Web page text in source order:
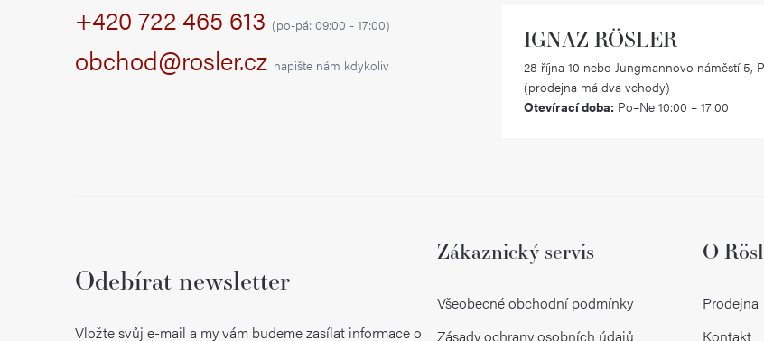
+420 722 465 613 (po-pá: 09:00 - 17:00)
obchod@rosler.cz napište nám kdykoliv
IGNAZ RÖSLER
28 října 10 nebo Jungmannovo náměstí 5,
(prodejna má dva vchody)
Otevírací doba: Po–Ne 10:00 – 17:00
Odebírat newsletter
Vložte svůj e-mail a my vám budeme zasílat informace o
Zákaznický servis
Všeobecné obchodní podmínky
Zásady ochrany osobních údajů
O
Prodejna
Kontakt